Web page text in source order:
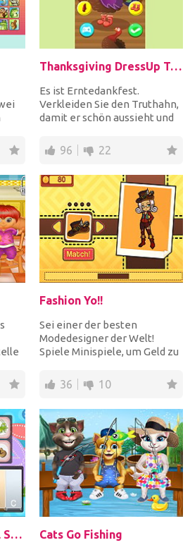
Thanksgiving DressUp Turkey
Es ist Erntedankfest.
Verkleiden Sie den Truthahn,
damit er schön aussieht und
96 22
Fashion Yo!!
Sei einer der besten
Modedesigner der Welt!
Spiele Minispiele, um Geld zu
Gegenst...
36 10
Piano For Kids Animal Sounds Cats Go Fishing